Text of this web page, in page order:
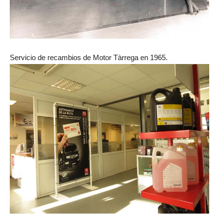
Servicio de recambios de Motor Tàrrega en 1965.